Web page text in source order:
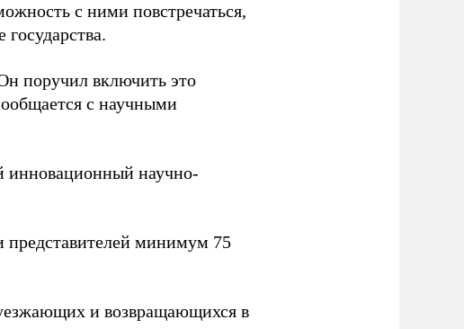
с ними повстречаться,
государства.
поручил включить это
с научными
инновационный научно-
представителей минимум 75
и возвращающихся в